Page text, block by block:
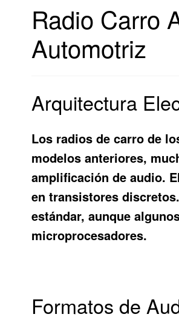
Radio Carro
Automotriz
Arquitectura
Los radios de carro de
modelos anteriores,
amplificación de audio.
en transistores
estándar, aunque
microprocesadores.
Formatos de